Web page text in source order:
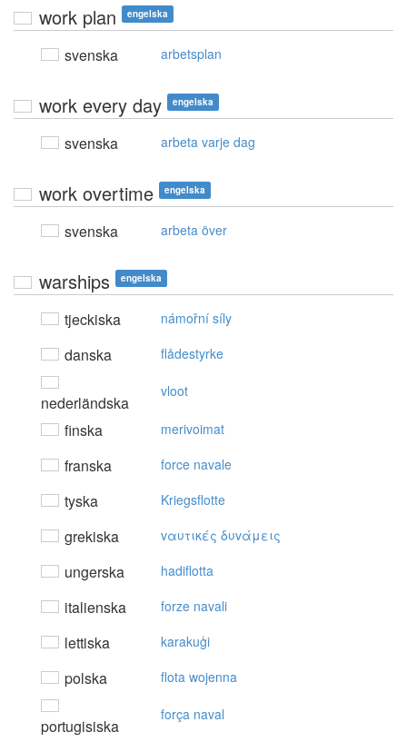
work plan engelska
svenska arbetsplan
work every day engelska
svenska arbeta varje dag
work overtime engelska
svenska arbeta över
warships engelska
tjeckiska námořní síly
danska flådestyrke
nederländska
vloot
finska merivoimat
franska force navale
tyska Kriegsflotte
grekiska vαυτικές δυvάμεις
ungerska hadiflotta
italienska forze navali
lettiska karakuģi
polska flota wojenna
portugisiska
força naval